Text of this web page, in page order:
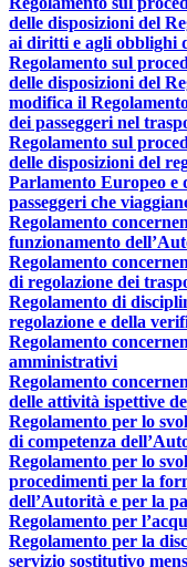
delle disposizioni del
ai diritti e agli obblighi
Regolamento sul
delle disposizioni del
modifica il
dei passeggeri nel
Regolamento sul
delle disposizioni del
Parlamento Europeo
passeggeri che
Regolamento
funzionamento
Regolamento
di regolazione dei
Regolamento di
regolazione e della
Regolamento
amministrativi
Regolamento
delle attività ispettive
Regolamento per lo
di competenza
Regolamento per lo
procedimenti per la
dell’Autorità e per la
Regolamento per
Regolamento per la
servizio sostitutivo